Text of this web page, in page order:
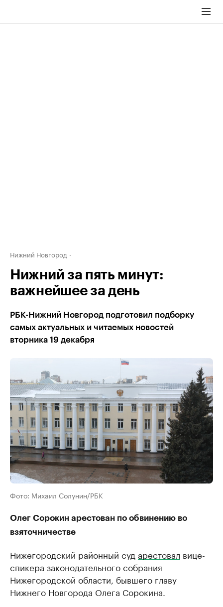
Нижний Новгород
Нижний за пять минут:
важнейшее за день
РБК-Нижний Новгород подготовил подборку
самых актуальных и читаемых новостей
вторника 19 декабря
Фото: Михаил Солунин/РБК
Олег Сорокин арестован по обвинению во
взяточничестве
Нижегородский районный суд арестовал вице-
спикера законодательного собрания
Нижегородской области, бывшего главу
Нижнего Новгорода Олега Сорокина.